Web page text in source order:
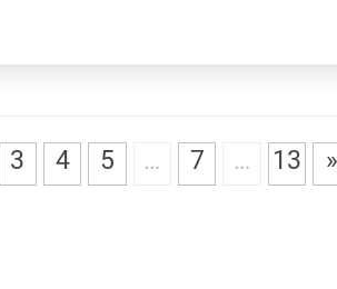
3 4 5 … 7 … 13 »